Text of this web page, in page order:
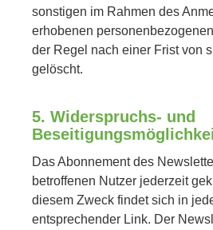
sonstigen im Rahmen des
erhobenen
der Regel nach einer Frist von
gelöscht.
5. Widerspruchs- und
Das Abonnement des
betroffenen Nutzer jederzeit
diesem Zweck findet sich in
entsprechender Link. Der